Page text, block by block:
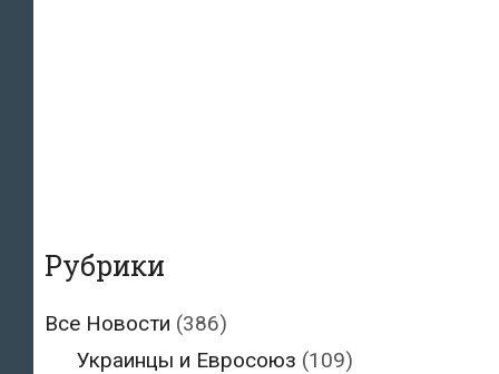
Рубрики
Все Новости (386)
Украинцы и Евросоюз (109)